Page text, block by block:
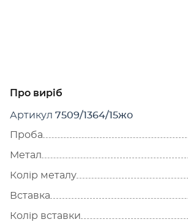
Про виріб
Артикул 7509/1364/15жо
Проба
Метал
Колір металу
Вставка
Колір вставки